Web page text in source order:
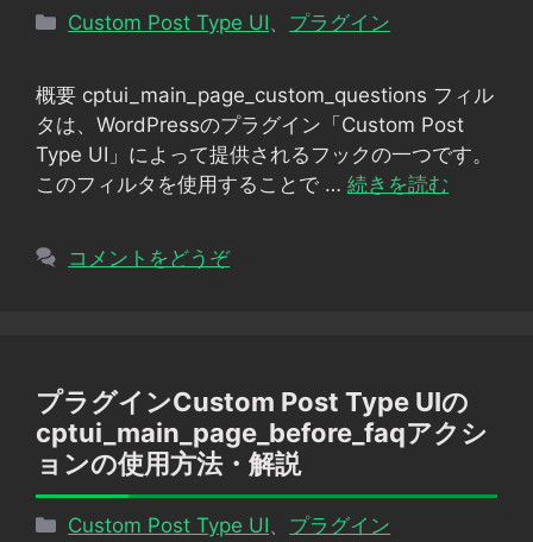
カ
リ
ー
Custom Post Type UI、 プラグイン
概要 cptui_main_page_custom_questions フィル
タは、WordPressのプラグイン「Custom Post
Type UI」によって提供されるフックの一つです。
このフィルタを使用することで … 続きを読む
コメントをどうぞ
プラグインCustom Post Type UIの
cptui_main_page_before_faqアクシ
ョンの使用方法・解説
カ
Custom Post Type UI、 プラグイン